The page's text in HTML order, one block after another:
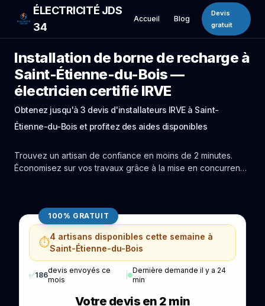
ÉLECTRICITÉ JDS
34
Accueil Blog
Devis
gratuit
Installation de borne de recharge à
Saint-Étienne-du-Bois —
électricien certifié IRVE
Obtenez jusqu'à 3 devis d'installateurs IRVE à Saint-
Étienne-du-Bois et profitez des aides disponibles
Trouvez un artisan de confiance en moins de 2 minutes.
Économisez sur vos travaux grâce à la mise en concurrence
100% GRATUIT
⏱️4 artisans disponibles cette semaine à
Saint-Étienne-du-Bois
✅186
devis envoyés ce
mois
|
Dernière demande il y a 24
min
Votre devis en 2 min